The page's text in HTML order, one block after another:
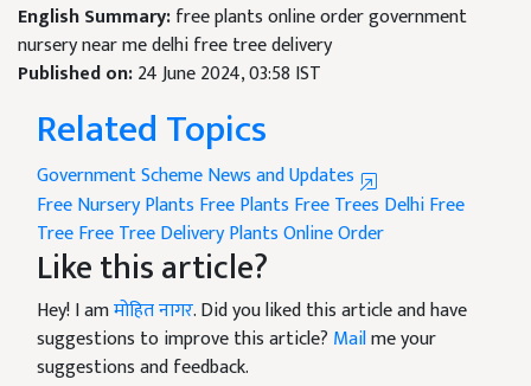
English Summary:free plants online order government
nursery near me delhi free tree delivery
Published on:24 June 2024, 03:58 IST
Related Topics
Government Scheme News and Updates
Free Nursery Plants Free Plants Free Trees Delhi Free
TreeFree Tree DeliveryPlants Online Order
Like this article?
Hey! I amमोहित नागर. Did you liked this article and have
suggestions to improve this article? Mailme your
suggestions and feedback.